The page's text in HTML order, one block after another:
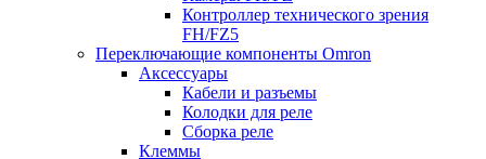
Контроллер технического зрения
FH/FZ5
Переключающие компоненты Omron
Аксессуары
Кабели и разъемы
Колодки для реле
Сборка реле
Клеммы